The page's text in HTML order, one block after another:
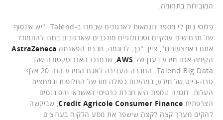
המובילות בתחומה.
פלוסי נתן לי מספר דוגמאות לארגונים שבחרו ב-Talend. "יש אינסוף
של תרחישים עסקיים וטכנולוגיים מורכבים שארגונים בחרו להתמודד
אתם באמצעותנו", ציין. "כך, לדוגמה, חברת הפארמה AstraZeneca
הקימה אגם מידע בענן של AWS, שבמרכז הארכיטקטורה שלו
Talend Big Data. החברה העבירה לאגם המידע הזה 20 אלף
טרה-בייט של מידע, במהירות כפולה מזו של החלופות ובמחצית
העלות. דוגמה נוספת היא חברת כרטיסי האשראי והפיננסים
הצרפתית Credit Agricole Consumer Finance, שביקשה
להקים מערך קצה לקצה שישפר את מסע הלקוח בערוצים